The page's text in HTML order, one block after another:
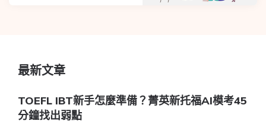
最新文章
TOEFL IBT新手怎麼準備？菁英新托福AI模考45
分鐘找出弱點